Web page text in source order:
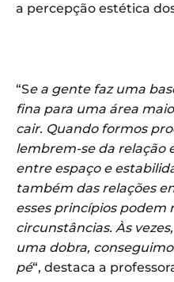
a percepção estética
“Se a gente faz uma
fina para uma área
cair. Quando formos
lembrem-se da relação
entre espaço e
também das relações
esses princípios podem
circunstâncias. Às
uma dobra,
pé“, destaca a